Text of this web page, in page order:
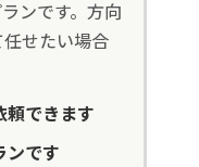
ンです。方向
せたい場合
頼できます
ンです